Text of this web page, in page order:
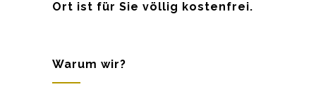
Ort ist für Sie völlig kostenfrei.
Warum wir?